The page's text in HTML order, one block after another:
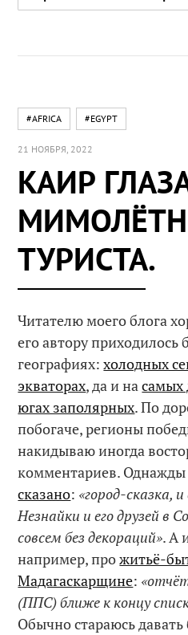
#AFRICA #EGYPT
21 НОЯБРЯ, 2022
КАИР
ТУРИСТА.
Читателю моего блога
его автору
географиях:холодных
экваторах, да и насамых
югах заполярных. По
побогаче, регионы
накидываю иногда
комментариев.
сказано: «город-сказка,
Незнайки и его друзей в
совсем без декораций». А
например, прожитьё-
Мадагаскарщине:
(ППС) ближе к концу
Обычно стараюсь